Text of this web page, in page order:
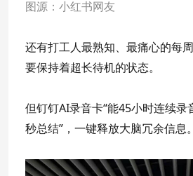
图源：小红书网友
还有打工人最熟知、最痛心的每
要保持着超长待机的状态。
但钉钉AI录音卡“能45小时连续
秒总结”，一键释放大脑冗余信息。